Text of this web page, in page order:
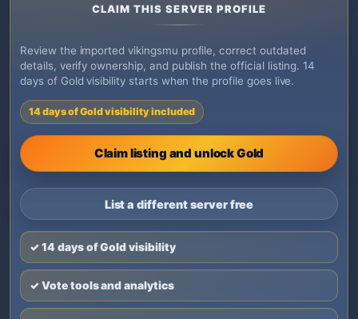
CLAIM THIS SERVER PROFILE
Review the imported vikingsmu profile, correct outdated
details, verify ownership, and publish the official listing. 14
days of Gold visibility starts when the profile goes live.
14 days of Gold visibility included
Claim listing and unlock Gold
List a different server free
✓ 14 days of Gold visibility
✓ Vote tools and analytics